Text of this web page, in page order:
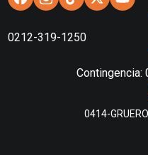
0212-319-1250
Contingencia:
0414-